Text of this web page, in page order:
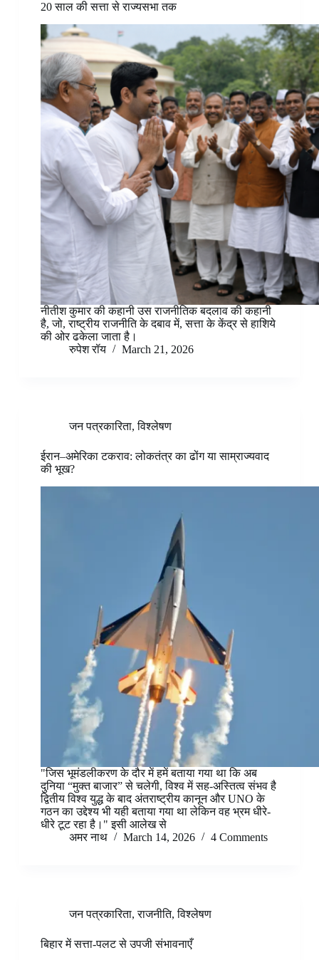
20 साल की सत्ता से राज्यसभा तक
नीतीश कुमार की कहानी उस राजनीतिक बदलाव की कहानी
है, जो, राष्ट्रीय राजनीति के दबाव में, सत्ता के केंद्र से हाशिये
की ओर ढकेला जाता है।
रुपेश रॉय
March 21, 2026
जन पत्रकारिता,विश्लेषण
ईरान–अमेरिका टकराव: लोकतंत्र का ढोंग या साम्राज्यवाद
की भूख?
"जिस भूमंडलीकरण के दौर में हमें बताया गया था कि अब
दुनिया “मुक्त बाजार” से चलेगी, विश्व में सह-अस्तित्व संभव है
द्वितीय विश्व युद्ध के बाद अंतराष्ट्रीय कानून और UNO के
गठन का उद्देश्य भी यही बताया गया था लेकिन वह भ्रम धीरे-
धीरे टूट रहा है।" इसी आलेख से
अमर नाथ
March 14, 2026 4 Comments
जन पत्रकारिता,राजनीति,विश्लेषण
बिहार में सत्ता-पलट से उपजी संभावनाएँ